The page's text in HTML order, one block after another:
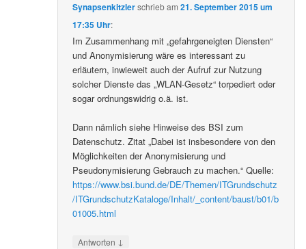
Synapsenkitzlerschriebam21. September 2015 um
17:35 Uhr:
Im Zusammenhang mit „gefahrgeneigten Diensten“
und Anonymisierung wäre es interessant zu
erläutern, inwieweit auch der Aufruf zur Nutzung
solcher Dienste das „WLAN-Gesetz“ torpediert oder
sogar ordnungswidrig o.ä. ist.
Dann nämlich siehe Hinweise des BSI zum
Datenschutz. Zitat „Dabei ist insbesondere von den
Möglichkeiten der Anonymisierung und
Pseudonymisierung Gebrauch zu machen.“ Quelle:
https://www.bsi.bund.de/DE/Themen/ITGrundschutz
/ITGrundschutzKataloge/Inhalt/_content/baust/b01/b
01005.html
Antworten ↓